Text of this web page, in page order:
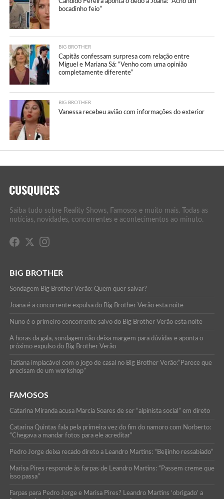
bocadinho feio”
BIG BROTHER
Capitãs confessam surpresa com relação entre
Miguel e Mariana Sá: “Venho com uma opinião
completamente diferente”
BIG BROTHER
Vanessa recebeu avião com informações do exterior
Saiba tudo sobre Reality Shows, Famosos e muito mais. Todas as
notícias, novidades, concorrentes e acontecimentos ao minuto.
BIG BROTHER
Sondagem Big Brother Verão: Quem quer salvar?
Joana é a concorrente expulsa do Big Brother Verão esta noite
Nuno é o primeiro concorrente salvo do Big Brother Verão esta noite
A horas da gala, sondagem não deixa margem para dúvidas e aponta o
próximo expulso do Big Brother Verão
Tatiana implacável com o jogo de casal no Big Brother Verão:”Parece que
precisam de um workshop”
FAMOSOS
Catarina Miranda acusa Marcia Soares de ser “alpinista social” em direto
Catarina Quintas fala pela primeira vez do fim do namoro com Norberto:
“Chegava a mandar fotos para ele acreditar”
Pedro Jorge deixa recado direto a Leandro Martins: “Beijinho ressabiado”
Marisa Pires responde às farpas de Leandro Martins: “Passem creme que
isso passa”
Farpas para Pedro Jorge e Marisa Pires? Leandro Martins ‘obrigado’ a